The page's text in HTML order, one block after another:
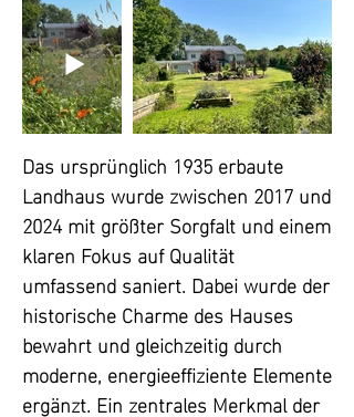
Das ursprünglich 1935 erbaute
Landhaus wurde zwischen 2017 und
2024 mit größter Sorgfalt und einem
klaren Fokus auf Qualität
umfassend saniert. Dabei wurde der
historische Charme des Hauses
bewahrt und gleichzeitig durch
moderne, energieeffiziente Elemente
ergänzt. Ein zentrales Merkmal der